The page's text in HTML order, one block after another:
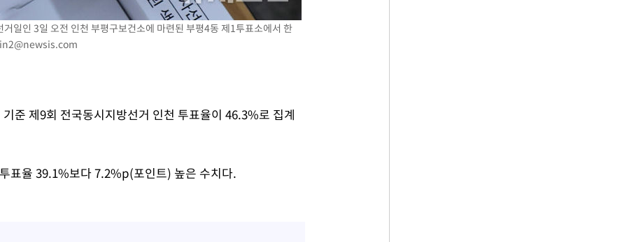
교수…이병
일인 3일 오전 인천 부평구보건소에 마련된 부평4동 제1투표소에서 한
준 제9회 전국동시지방선거 인천 투표율이 46.3%로 집계
표율 39.1%보다 7.2%p(포인트) 높은 수치다.